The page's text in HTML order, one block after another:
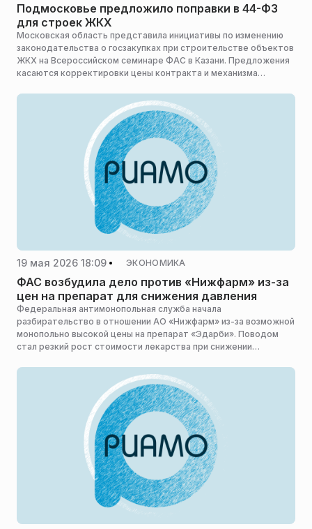
Подмосковье предложило поправки в 44-ФЗ
для строек ЖКХ
Московская область представила инициативы по изменению
законодательства о госзакупках при строительстве объектов
ЖКХ на Всероссийском семинаре ФАС в Казани. Предложения
касаются корректировки цены контракта и механизма
министерства жилищно-коммунального хозяйства Московской
19 мая 2026 18:09 ЭКОНОМИКА
ФАС возбудила дело против «Нижфарм» из-за
цен на препарат для снижения давления
Федеральная антимонопольная служба начала
разбирательство в отношении АО «Нижфарм» из-за возможной
монопольно высокой цены на препарат «Эдарби». Поводом
стал резкий рост стоимости лекарства при снижении